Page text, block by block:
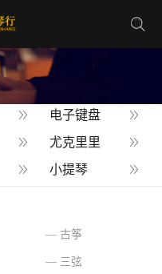
电子键盘
尤克里里
古筝
三弦
小提琴